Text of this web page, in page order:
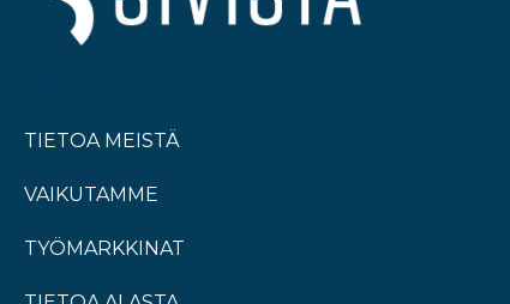
TIETOA MEISTÄ
VAIKUTAMME
TYÖMARKKINAT